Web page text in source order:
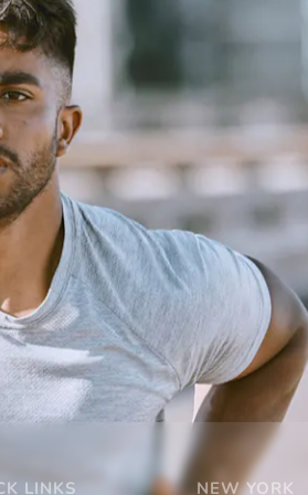
LINKS NEW YORK